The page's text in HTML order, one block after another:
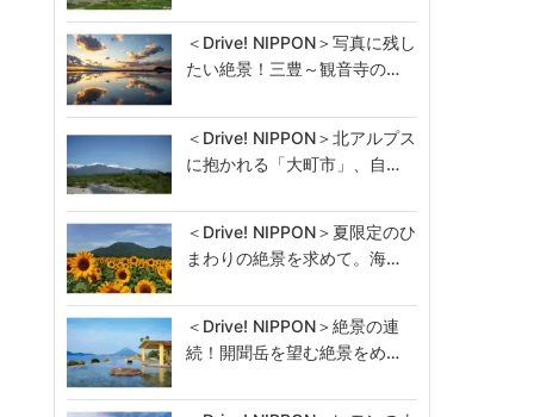
＜Drive! NIPPON＞写真に残し
たい絶景！三豊～観音寺の…
＜Drive! NIPPON＞北アルプス
に抱かれる「大町市」、自…
＜Drive! NIPPON＞夏限定のひ
まわりの絶景を求めて。海…
＜Drive! NIPPON＞絶景の連
続！開聞岳を望む絶景をめ…